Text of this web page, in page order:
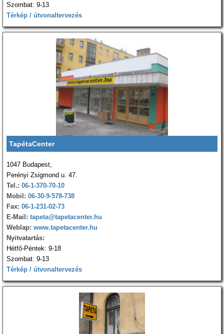
Szombat: 9-13
Térkép / útvonaltervezés
TapétaCenter
1047 Budapest,
Perényi Zsigmond u. 47.
Tel.: 06-1-370-70-10
Mobil: 06-30-9-578-738
Fax: 06-1-231-02-73
E-Mail: tapeta@tapetacenter.hu
Weblap: www.tapetacenter.hu
Nyitvatartás:
Hétfő-Péntek: 9-18
Szombat: 9-13
Térkép / útvonaltervezés